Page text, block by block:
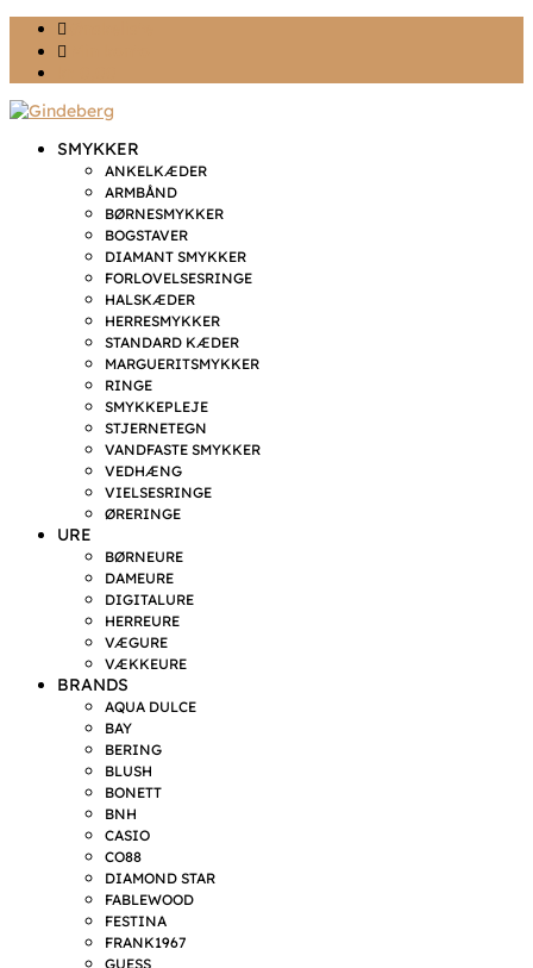
SMYKKER
ANKELKÆDER
ARMBÅND
BØRNESMYKKER
BOGSTAVER
DIAMANT SMYKKER
FORLOVELSESRINGE
HALSKÆDER
HERRESMYKKER
STANDARD KÆDER
MARGUERITSMYKKER
RINGE
SMYKKEPLEJE
STJERNETEGN
VANDFASTE SMYKKER
VEDHÆNG
VIELSESRINGE
ØRERINGE
URE
BØRNEURE
DAMEURE
DIGITALURE
HERREURE
VÆGURE
VÆKKEURE
BRANDS
AQUA DULCE
BAY
BERING
BLUSH
BONETT
BNH
CASIO
CO88
DIAMOND STAR
FABLEWOOD
FESTINA
FRANK1967
GUESS